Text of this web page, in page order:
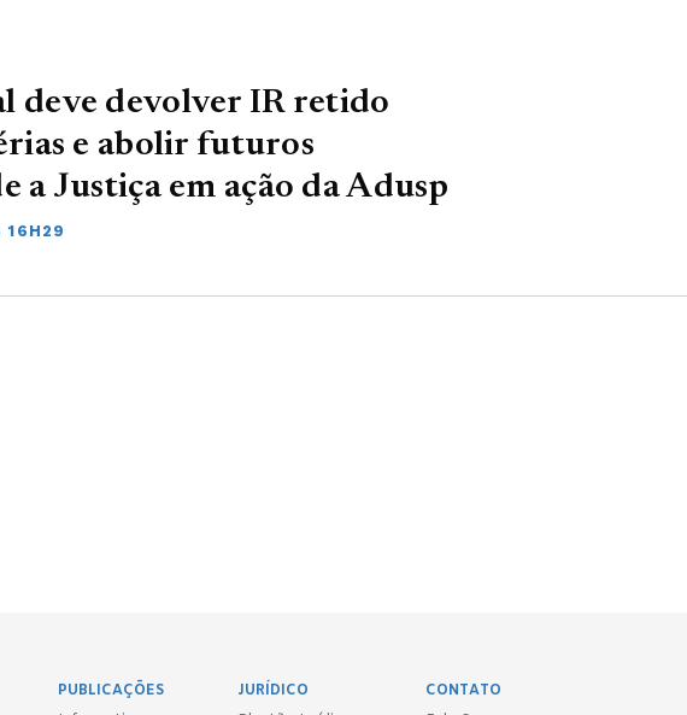
deve devolver IR retido
e abolir futuros
a Justiça em ação da Adusp
16H29
PUBLICAÇÕES
JURÍDICO
CONTATO